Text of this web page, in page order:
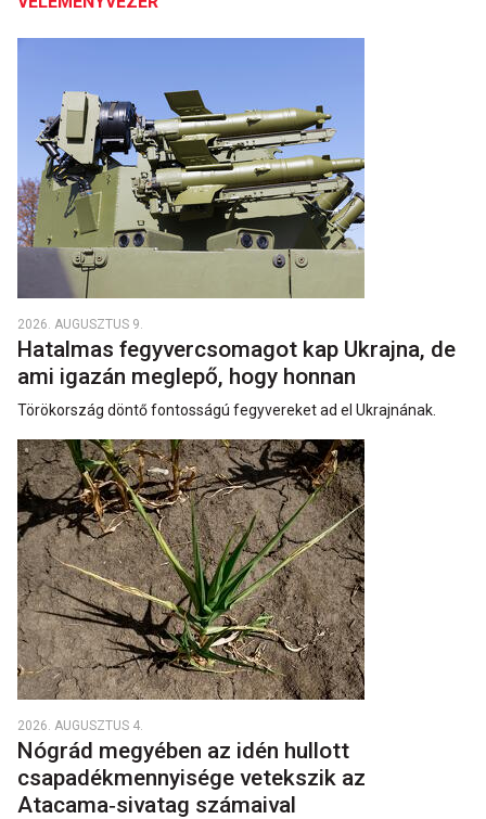
2026. AUGUSZTUS 9.
Hatalmas fegyvercsomagot kap Ukrajna, de
ami igazán meglepő, hogy honnan
Törökország döntő fontosságú fegyvereket ad el Ukrajnának.
2026. AUGUSZTUS 4.
Nógrád megyében az idén hullott
csapadékmennyisége vetekszik az
Atacama‑sivatag számaival